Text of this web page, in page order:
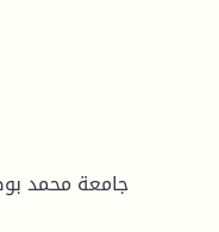
جامعة محمد